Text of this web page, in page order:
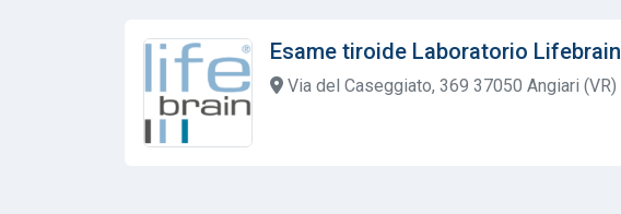
Esame tiroide Laboratorio Lifebrain
Via del Caseggiato, 369 37050 Angiari (VR)